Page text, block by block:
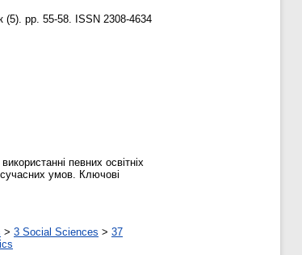
(5). pp. 55-58. ISSN 2308-4634
певних освітніх
сучасних умов. Ключові
> 3 Social Sciences > 37